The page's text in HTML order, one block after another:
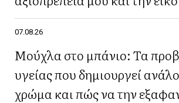
07.08.26
Μούχλα στο μπάνιο: Τα
υγείας που δημιουργεί
χρώμα και πώς να την